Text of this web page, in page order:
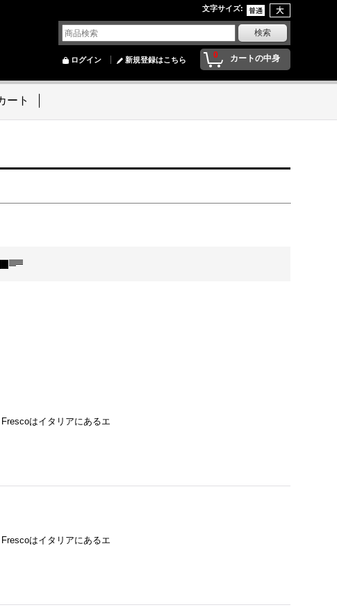
文字サイズ:
0 カートの中身
ログイン 新規登録はこちら
ート
はイタリアにあるエ
はイタリアにあるエ